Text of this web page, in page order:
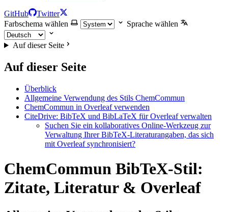
GitHub
Twitter
Farbschema wählen
Sprache wählen
Auf dieser Seite
Auf dieser Seite
Überblick
Allgemeine Verwendung des Stils ChemCommun
ChemCommun in Overleaf verwenden
CiteDrive: BibTeX und BibLaTeX für Overleaf verwalten
Suchen Sie ein kollaboratives Online-Werkzeug zur
Verwaltung Ihrer BibTeX-Literaturangaben, das sich
mit Overleaf synchronisiert?
ChemCommun BibTeX-Stil:
Zitate, Literatur & Overleaf